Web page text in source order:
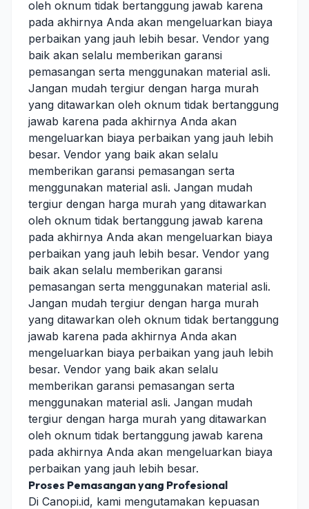
oleh oknum tidak bertanggung jawab karena
pada akhirnya Anda akan mengeluarkan biaya
perbaikan yang jauh lebih besar. Vendor yang
baik akan selalu memberikan garansi
pemasangan serta menggunakan material asli.
Jangan mudah tergiur dengan harga murah
yang ditawarkan oleh oknum tidak bertanggung
jawab karena pada akhirnya Anda akan
mengeluarkan biaya perbaikan yang jauh lebih
besar. Vendor yang baik akan selalu
memberikan garansi pemasangan serta
menggunakan material asli. Jangan mudah
tergiur dengan harga murah yang ditawarkan
oleh oknum tidak bertanggung jawab karena
pada akhirnya Anda akan mengeluarkan biaya
perbaikan yang jauh lebih besar. Vendor yang
baik akan selalu memberikan garansi
pemasangan serta menggunakan material asli.
Jangan mudah tergiur dengan harga murah
yang ditawarkan oleh oknum tidak bertanggung
jawab karena pada akhirnya Anda akan
mengeluarkan biaya perbaikan yang jauh lebih
besar. Vendor yang baik akan selalu
memberikan garansi pemasangan serta
menggunakan material asli. Jangan mudah
tergiur dengan harga murah yang ditawarkan
oleh oknum tidak bertanggung jawab karena
pada akhirnya Anda akan mengeluarkan biaya
perbaikan yang jauh lebih besar.
Proses Pemasangan yang Profesional
Di Canopi.id, kami mengutamakan kepuasan